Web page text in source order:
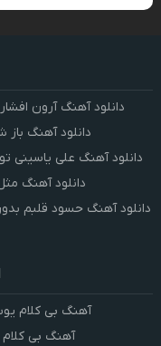
دانلود آهنگ آرون
دانلود آهنگ
دانلود آهنگ علی یاسینی
دانلود آهنگ
دانلود آهنگ حسود قلبم
آهنگ بی کلام
آهنگ بی